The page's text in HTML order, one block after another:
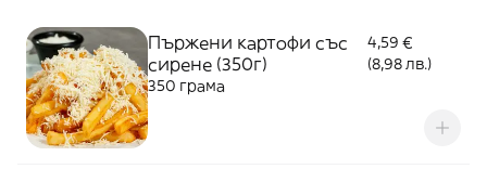
Пържени картофи със
сирене (350г)
4,59 €
(8,98 лв.)
350 грама